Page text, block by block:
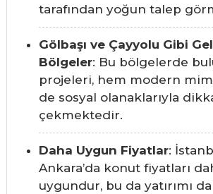
tarafından yoğun talep
Gölbaşı ve Çayyolu Gibi
Bölgeler: Bu bölgelerde
projeleri, hem modern
de sosyal olanaklarıyla
çekmektedir.
Daha Uygun Fiyatlar:
Ankara’da konut fiyatları
uygundur, bu da yatırımı